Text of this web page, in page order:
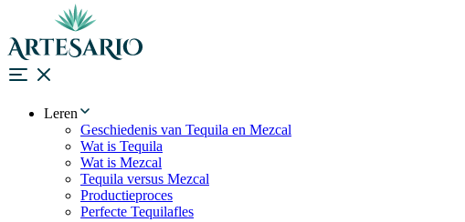
Leren
Geschiedenis van Tequila en Mezcal
Wat is Tequila
Wat is Mezcal
Tequila versus Mezcal
Productieproces
Perfecte Tequilafles